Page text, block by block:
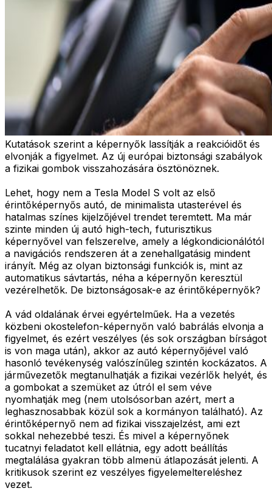
Kutatások szerint a képernyők lassítják a reakcióidőt és
elvonják a figyelmet. Az új európai biztonsági szabályok
a fizikai gombok visszahozására ösztönöznek.
Lehet, hogy nem a Tesla Model S volt az első
érintőképernyős autó, de minimalista utasterével és
hatalmas színes kijelzőjével trendet teremtett. Ma már
szinte minden új autó high-tech, futurisztikus
képernyővel van felszerelve, amely a légkondicionálótól
a navigációs rendszeren át a zenehallgatásig mindent
irányít. Még az olyan biztonsági funkciók is, mint az
automatikus sávtartás, néha a képernyőn keresztül
vezérelhetők. De biztonságosak-e az érintőképernyők?
A vád oldalának érvei egyértelműek. Ha a vezetés
közbeni okostelefon-képernyőn való babrálás elvonja a
figyelmet, és ezért veszélyes (és sok országban bírságot
is von maga után), akkor az autó képernyőjével való
hasonló tevékenység valószínűleg szintén kockázatos. A
járművezetők megtanulhatják a fizikai vezérlők helyét, és
a gombokat a szemüket az útról el sem véve
nyomhatják meg (nem utolsósorban azért, mert a
leghasznosabbak közül sok a kormányon található). Az
érintőképernyő nem ad fizikai visszajelzést, ami ezt
sokkal nehezebbé teszi. És mivel a képernyőnek
tucatnyi feladatot kell ellátnia, egy adott beállítás
megtalálása gyakran több almenü átlapozását jelenti. A
kritikusok szerint ez veszélyes figyelemeltereléshez
vezet.